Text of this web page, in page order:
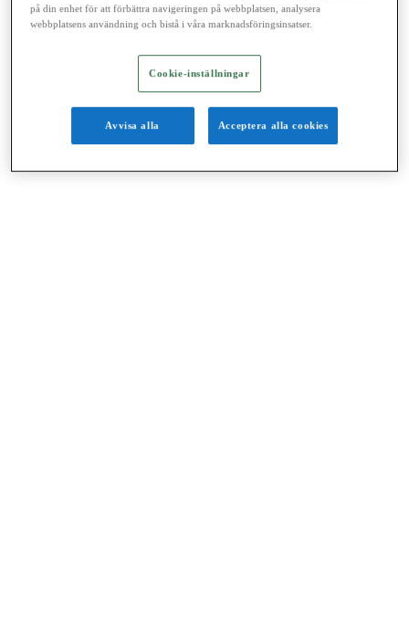
på din enhet för att förbättra navigeringen på webbplatsen, analysera
webbplatsens användning och bistå i våra marknadsföringsinsatser.
Cookie-inställningar
Avvisa alla Acceptera alla cookies